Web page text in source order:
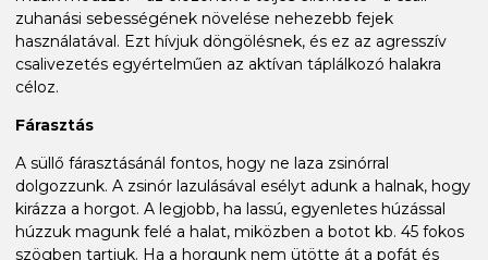
zuhanási sebességének növelése nehezebb fejek
használatával. Ezt hívjuk döngölésnek, és ez az agresszív
csalivezetés egyértelműen az aktívan táplálkozó halakra
céloz.
Fárasztás
A süllő fárasztásánál fontos, hogy ne laza zsinórral
dolgozzunk. A zsinór lazulásával esélyt adunk a halnak, hogy
kirázza a horgot. A legjobb, ha lassú, egyenletes húzással
húzzuk magunk felé a halat, miközben a botot kb. 45 fokos
szögben tartjuk. Ha a horgunk nem ütötte át a pofát és